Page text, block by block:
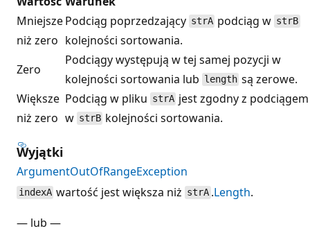
Mniejsze
niż zero
Podciąg poprzedzający strA podciąg w strB
kolejności sortowania.
Zero
Podciągy występują w tej samej pozycji w
kolejności sortowania lub length są zerowe.
Większe
niż zero
Podciąg w pliku strA jest zgodny z podciągem
w strB kolejności sortowania.
Wyjątki
ArgumentOutOfRangeException
indexA wartość jest większa niż strA.Length.
— lub —